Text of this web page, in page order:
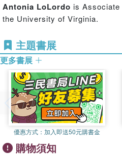
What is Kant's transcendental
Each of the thirteen debates
article or book chapter from a
by a new response from a
commissioned for this volume.
by an introduction written for
debates for the first time and
for further reading. The
that explains the importance
period and its key debates to
glossary that covers terms
and the study of the history of
Antonia LoLordo is
the University of Virginia.
主題書展
更多書展
優惠方式： 加入即送50元購書金
購物須知